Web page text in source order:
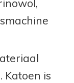
Katoen is